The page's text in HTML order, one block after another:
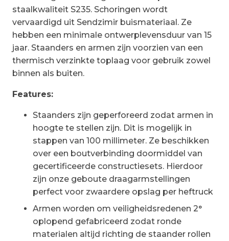
staalkwaliteit S235. Schoringen wordt
vervaardigd uit Sendzimir buismateriaal. Ze
hebben een minimale ontwerplevensduur van 15
jaar. Staanders en armen zijn voorzien van een
thermisch verzinkte toplaag voor gebruik zowel
binnen als buiten.
Features:
Staanders zijn geperforeerd zodat armen in
hoogte te stellen zijn. Dit is mogelijk in
stappen van 100 millimeter. Ze beschikken
over een boutverbinding doormiddel van
gecertificeerde constructiesets. Hierdoor
zijn onze geboute draagarmstellingen
perfect voor zwaardere opslag per heftruck
Armen worden om veiligheidsredenen 2°
oplopend gefabriceerd zodat ronde
materialen altijd richting de staander rollen